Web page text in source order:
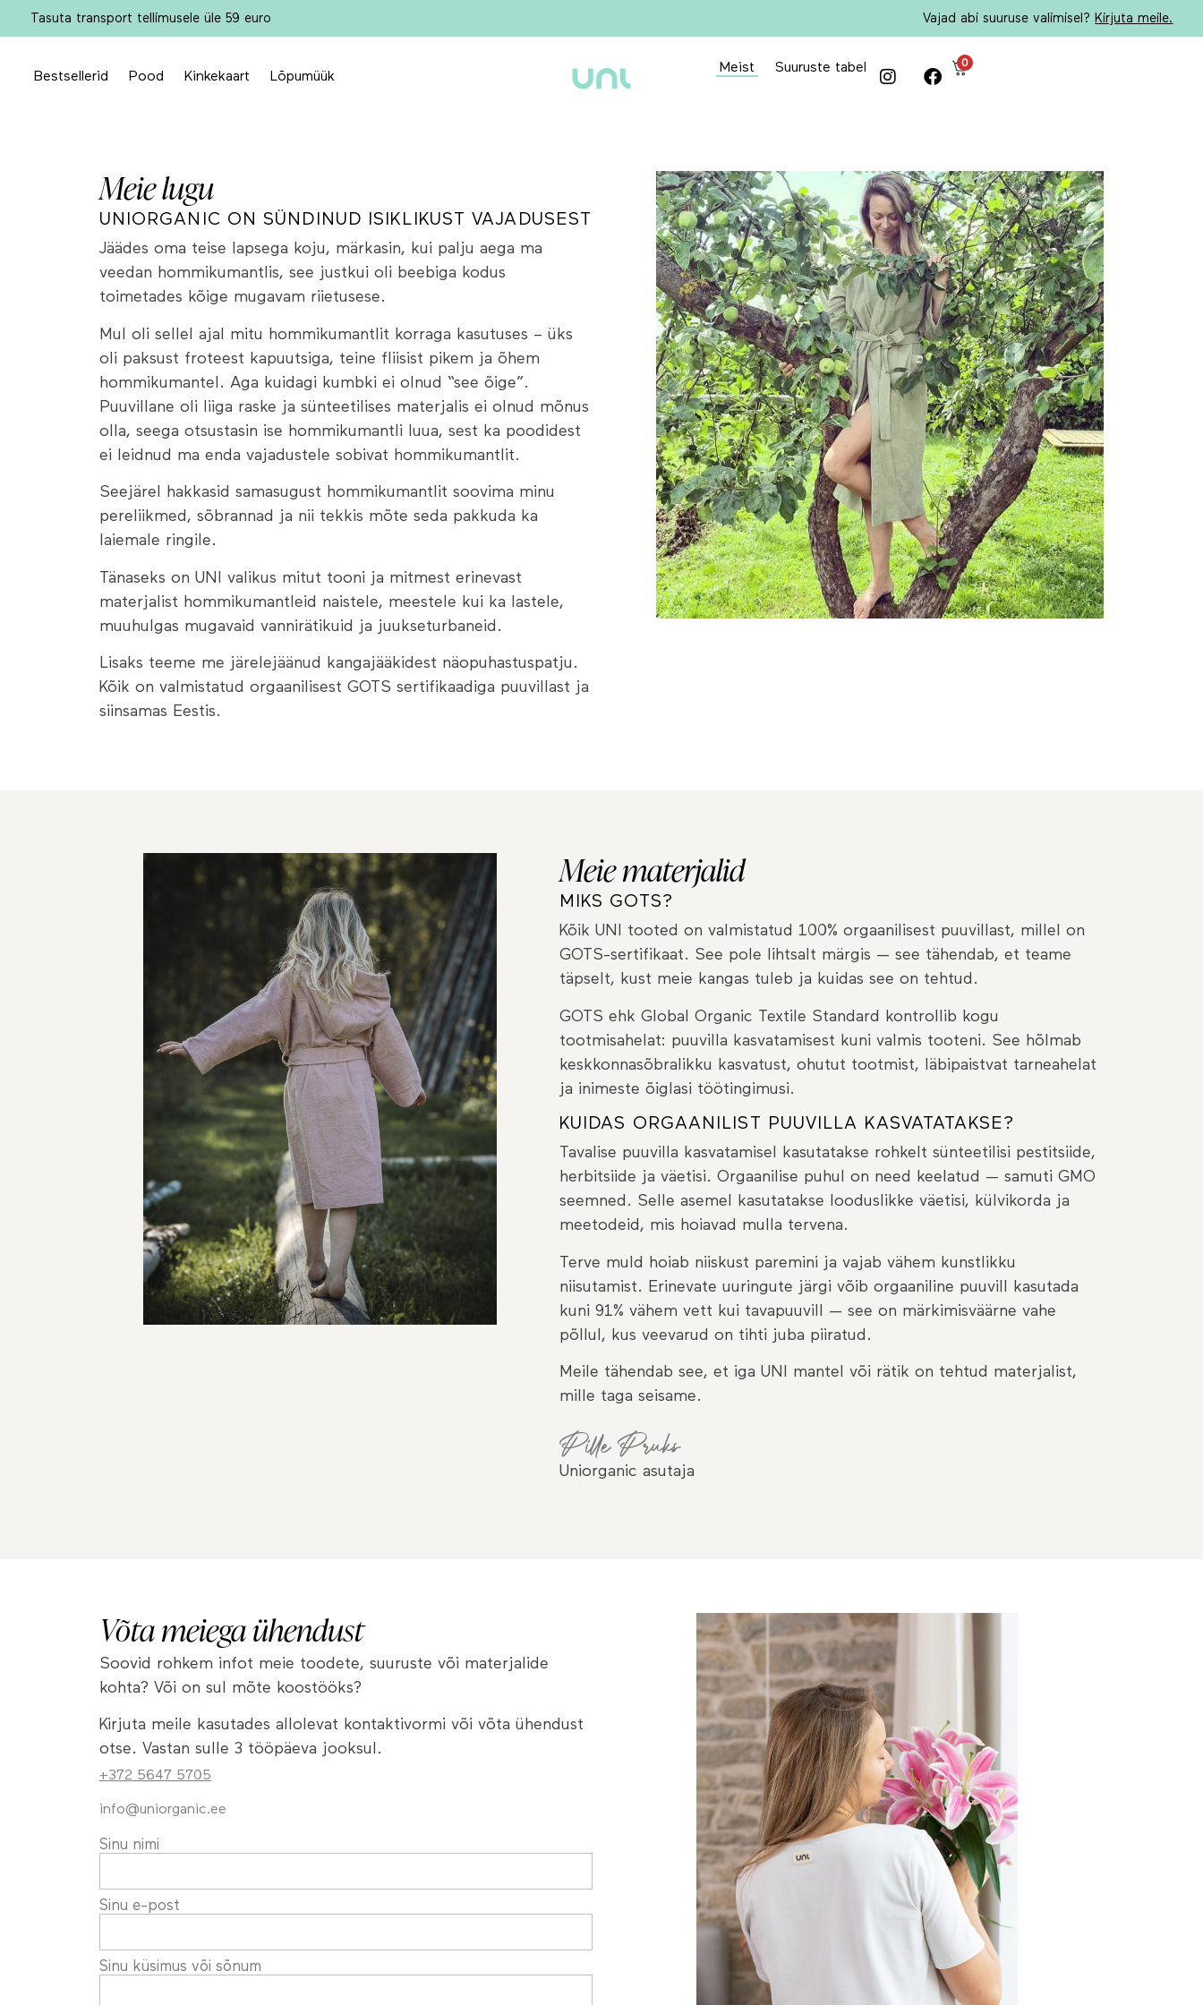
Tasuta transport tellimusele üle 59 euro Vajad abi suuruse valimisel? Kirjuta meile.
Bestsellerid Pood Kinkekaart Lõpumüük
Meist Suuruste tabel 0
Meie lugu
UNIORGANIC ON SÜNDINUD ISIKLIKUST VAJADUSEST
Jäädes oma teise lapsega koju, märkasin, kui palju aega ma
veedan hommikumantlis, see justkui oli beebiga kodus
toimetades kõige mugavam riietusese.
Mul oli sellel ajal mitu hommikumantlit korraga kasutuses – üks
oli paksust froteest kapuutsiga, teine fliisist pikem ja õhem
hommikumantel. Aga kuidagi kumbki ei olnud “see õige”.
Puuvillane oli liiga raske ja sünteetilises materjalis ei olnud mõnus
olla, seega otsustasin ise hommikumantli luua, sest ka poodidest
ei leidnud ma enda vajadustele sobivat hommikumantlit.
Seejärel hakkasid samasugust hommikumantlit soovima minu
pereliikmed, sõbrannad ja nii tekkis mõte seda pakkuda ka
laiemale ringile.
Tänaseks on UNI valikus mitut tooni ja mitmest erinevast
materjalist hommikumantleid naistele, meestele kui ka lastele,
muuhulgas mugavaid vannirätikuid ja juukseturbaneid.
Lisaks teeme me järelejäänud kangajääkidest näopuhastuspatju.
Kõik on valmistatud orgaanilisest GOTS sertifikaadiga puuvillast ja
siinsamas Eestis.
Meie materjalid
MIKS GOTS?
Kõik UNI tooted on valmistatud 100% orgaanilisest puuvillast, millel on
GOTS-sertifikaat. See pole lihtsalt märgis — see tähendab, et teame
täpselt, kust meie kangas tuleb ja kuidas see on tehtud.
GOTS ehk Global Organic Textile Standard kontrollib kogu
tootmisahelat: puuvilla kasvatamisest kuni valmis tooteni. See hõlmab
keskkonnasõbralikku kasvatust, ohutut tootmist, läbipaistvat tarneahelat
ja inimeste õiglasi töötingimusi.
KUIDAS ORGAANILIST PUUVILLA KASVATATAKSE?
Tavalise puuvilla kasvatamisel kasutatakse rohkelt sünteetilisi pestitsiide,
herbitsiide ja väetisi. Orgaanilise puhul on need keelatud — samuti GMO
seemned. Selle asemel kasutatakse looduslikke väetisi, külvikorda ja
meetodeid, mis hoiavad mulla tervena.
Terve muld hoiab niiskust paremini ja vajab vähem kunstlikku
niisutamist. Erinevate uuringute järgi võib orgaaniline puuvill kasutada
kuni 91% vähem vett kui tavapuuvill — see on märkimisväärne vahe
põllul, kus veevarud on tihti juba piiratud.
Meile tähendab see, et iga UNI mantel või rätik on tehtud materjalist,
mille taga seisame.
Pille Pruks
Uniorganic asutaja
Võta meiega ühendust
Soovid rohkem infot meie toodete, suuruste või materjalide
kohta? Või on sul mõte koostööks?
Kirjuta meile kasutades allolevat kontaktivormi või võta ühendust
otse. Vastan sulle 3 tööpäeva jooksul.
+372 5647 5705
info@uniorganic.ee
Sinu nimi
Sinu e-post
Sinu küsimus või sõnum